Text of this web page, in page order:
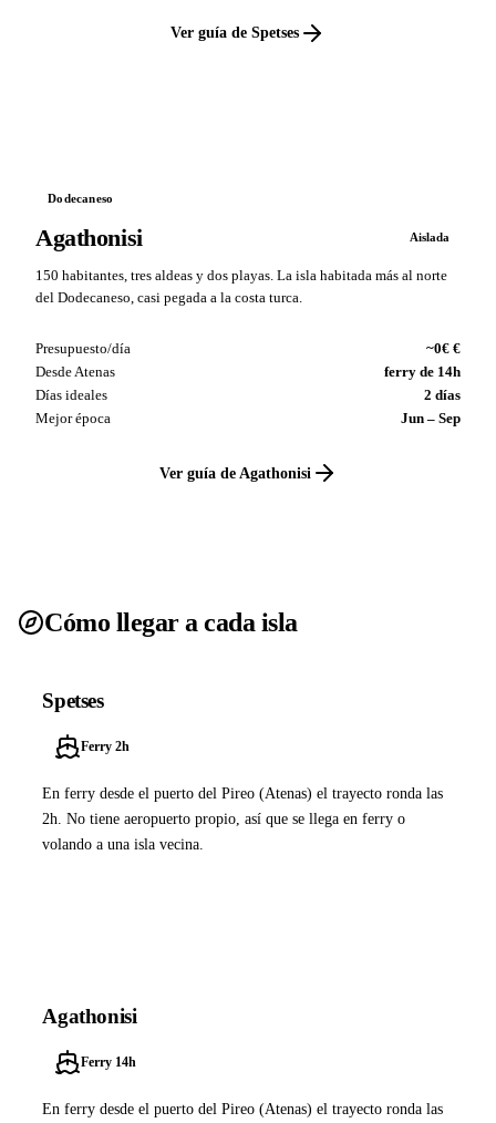
Ver guía de Spetses
Dodecaneso
Agathonisi Aislada
150 habitantes, tres aldeas y dos playas. La isla habitada más al norte
del Dodecaneso, casi pegada a la costa turca.
Presupuesto/día
~0€ €
Desde Atenas
ferry de 14h
Días ideales
2 días
Mejor época
Jun – Sep
Ver guía de Agathonisi
Cómo llegar a cada isla
Spetses
Ferry 2h
En ferry desde el puerto del Pireo (Atenas) el trayecto ronda las
2h. No tiene aeropuerto propio, así que se llega en ferry o
volando a una isla vecina.
Agathonisi
Ferry 14h
En ferry desde el puerto del Pireo (Atenas) el trayecto ronda las